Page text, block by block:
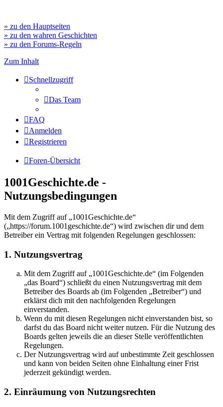
» zu den Hauptseiten
» zu den wahren Geschichten
» zu den Forums-Regeln
Zum Inhalt
Schnellzugriff
Das Team
FAQ
Anmelden
Registrieren
Foren-Übersicht
1001Geschichte.de -
Nutzungsbedingungen
Mit dem Zugriff auf „1001Geschichte.de“
(„https://forum.1001geschichte.de“) wird zwischen dir und dem
Betreiber ein Vertrag mit folgenden Regelungen geschlossen:
1. Nutzungsvertrag
Mit dem Zugriff auf „1001Geschichte.de“ (im Folgenden
„das Board“) schließt du einen Nutzungsvertrag mit dem
Betreiber des Boards ab (im Folgenden „Betreiber“) und
erklärst dich mit den nachfolgenden Regelungen
einverstanden.
Wenn du mit diesen Regelungen nicht einverstanden bist, so
darfst du das Board nicht weiter nutzen. Für die Nutzung des
Boards gelten jeweils die an dieser Stelle veröffentlichten
Regelungen.
Der Nutzungsvertrag wird auf unbestimmte Zeit geschlossen
und kann von beiden Seiten ohne Einhaltung einer Frist
jederzeit gekündigt werden.
2. Einräumung von Nutzungsrechten